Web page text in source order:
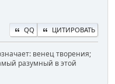
QQ ЦИТИРОВАТЬ
венец творения;
разумный в этой